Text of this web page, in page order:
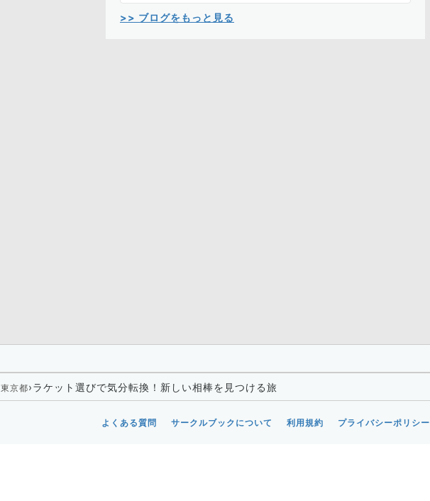
>> ブログをもっと見る
東京都›ラケット選びで気分転換！新しい相棒を見つける旅
よくある質問 サークルブックについて 利用規約 プライバシーポリシー